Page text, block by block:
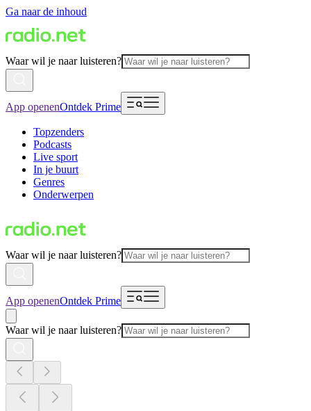
Ga naar de inhoud
Waar wil je naar luisteren?
App openenOntdek Prime
Topzenders
Podcasts
Live sport
In je buurt
Genres
Onderwerpen
Waar wil je naar luisteren?
App openenOntdek Prime
Waar wil je naar luisteren?